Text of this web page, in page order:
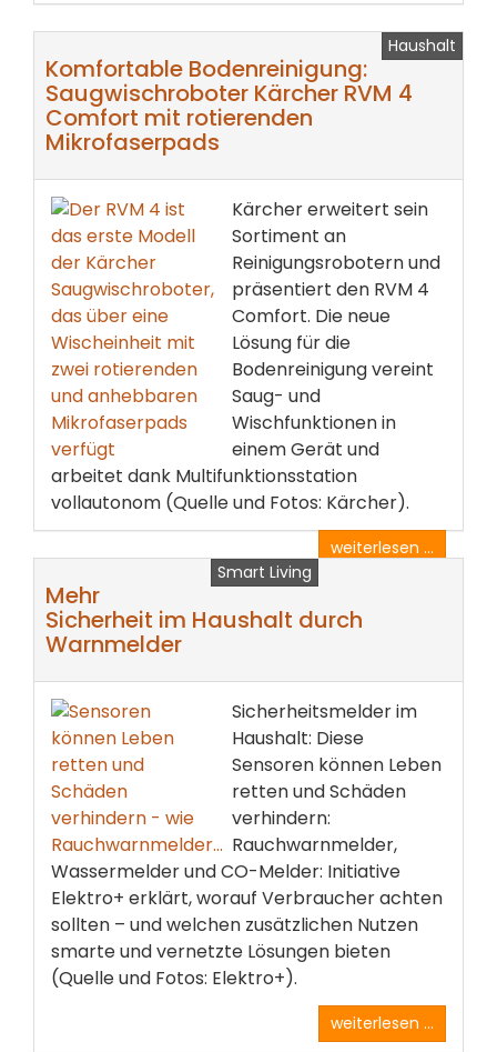
Haushalt
Komfortable Bodenreinigung:
Saugwischroboter Kärcher RVM 4
Comfort mit rotierenden
Mikrofaserpads
Kärcher erweitert sein
Sortiment an
Reinigungsrobotern und
präsentiert den RVM 4
Comfort. Die neue
Lösung für die
Bodenreinigung vereint
Saug- und
Wischfunktionen in
einem Gerät und
arbeitet dank Multifunktionsstation
vollautonom (Quelle und Fotos: Kärcher).
weiterlesen ...
Smart Living
Mehr
Sicherheit im Haushalt durch
Warnmelder
Sicherheitsmelder im
Haushalt: Diese
Sensoren können Leben
retten und Schäden
verhindern:
Rauchwarnmelder,
Wassermelder und CO-Melder: Initiative
Elektro+ erklärt, worauf Verbraucher achten
sollten – und welchen zusätzlichen Nutzen
smarte und vernetzte Lösungen bieten
(Quelle und Fotos: Elektro+).
weiterlesen ...